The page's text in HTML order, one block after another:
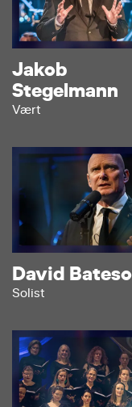
Jakob
Stegelmann
Vært
David
Solist